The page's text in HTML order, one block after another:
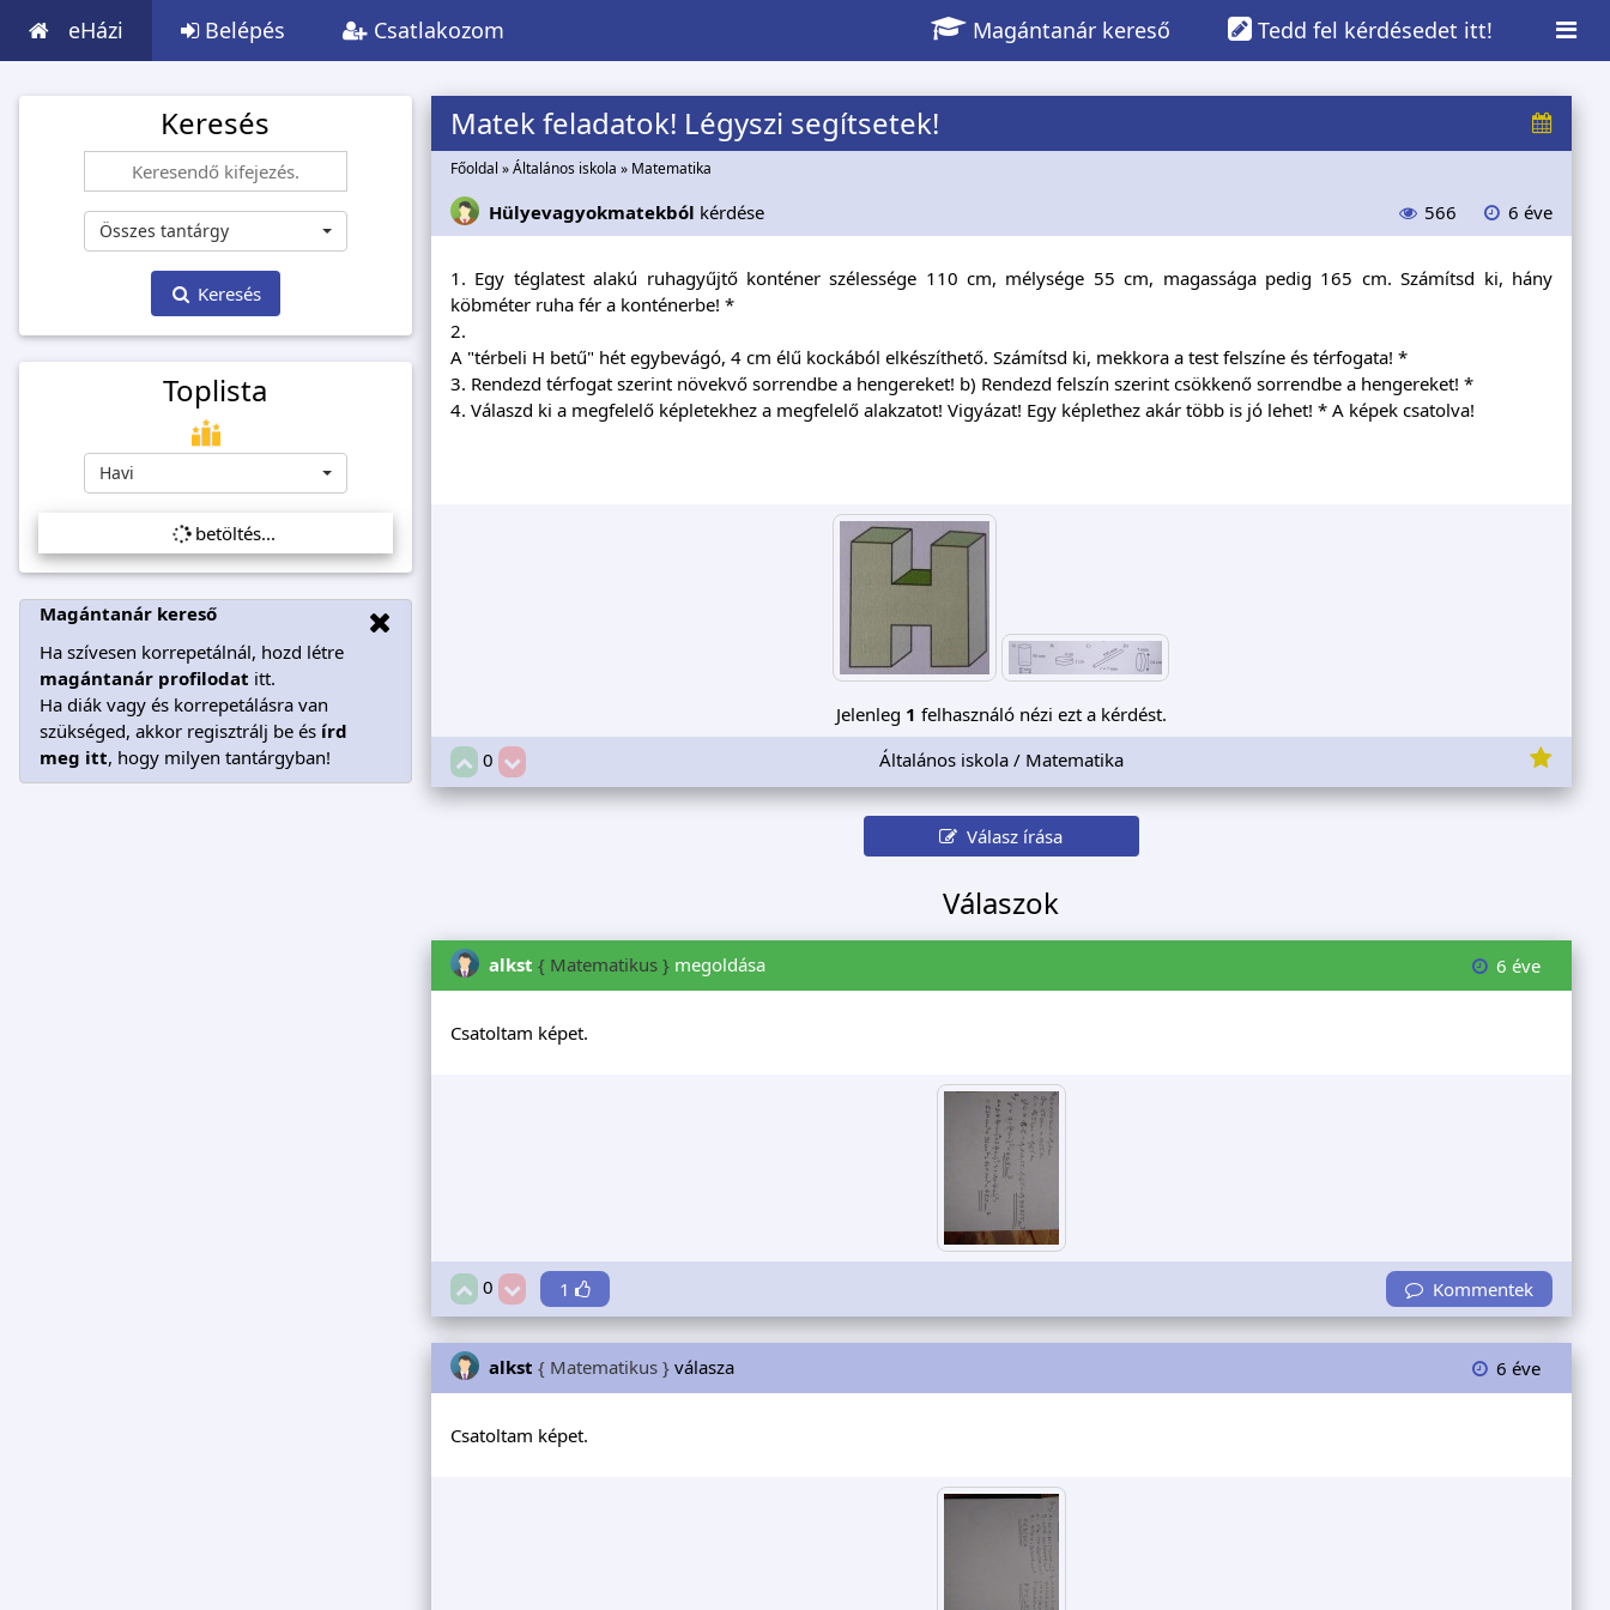
eHázi Belépés Csatlakozom Tedd fel kérdésedet itt!
Magántanár kereső
Keresés
Összes tantárgy
Keresés
Toplista
Havi
betöltés...
Magántanár kereső
Ha szívesen korrepetálnál, hozd létre
magántanár profilodat itt.
Ha diák vagy és korrepetálásra van
szükséged, akkor regisztrálj be és írd
meg itt, hogy milyen tantárgyban!
Matek feladatok! Légyszi segítsetek!
Főoldal »Általános iskola » Matematika
Hülyevagyokmatekból kérdése 566 6 éve
1. Egy téglatest alakú ruhagyűjtő konténer szélessége 110 cm, mélysége 55 cm, magassága pedig 165 cm. Számítsd ki, hány
köbméter ruha fér a konténerbe! *
2.
A "térbeli H betű" hét egybevágó, 4 cm élű kockából elkészíthető. Számítsd ki, mekkora a test felszíne és térfogata! *
3. Rendezd térfogat szerint növekvő sorrendbe a hengereket! b) Rendezd felszín szerint csökkenő sorrendbe a hengereket! *
4. Válaszd ki a megfelelő képletekhez a megfelelő alakzatot! Vigyázat! Egy képlethez akár több is jó lehet! * A képek csatolva!
Jelenleg 1 felhasználó nézi ezt a kérdést.
0
Általános iskola / Matematika
Válasz írása
Válaszok
alkst { Matematikus }megoldása 6 éve
Csatoltam képet.
0 1 Kommentek
alkst { Matematikus }válasza 6 éve
Csatoltam képet.